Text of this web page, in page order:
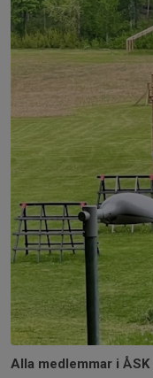
Alla medlemmar i ÅSK